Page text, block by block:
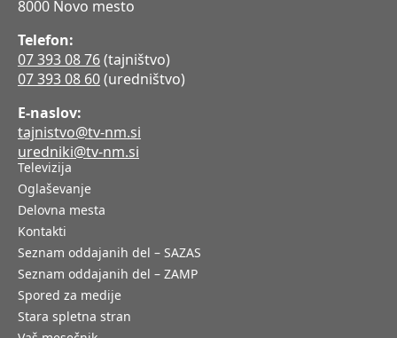
8000 Novo mesto
Telefon:
07 393 08 76(tajništvo)
07 393 08 60(uredništvo)
E-naslov:
tajnistvo@tv-nm.si
uredniki@tv-nm.si
Televizija
Oglaševanje
Delovna mesta
Kontakti
Seznam oddajanih del – SAZAS
Seznam oddajanih del – ZAMP
Spored za medije
Stara spletna stran